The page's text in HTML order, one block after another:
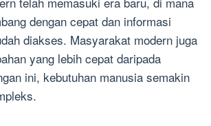
dengan cepat dan informasi
diakses. Masyarakat modern juga
yang lebih cepat daripada
ini, kebutuhan manusia semakin